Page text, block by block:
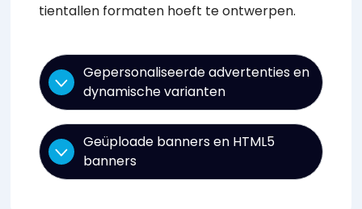
tientallen formaten hoeft te ontwerpen.
Gepersonaliseerde advertenties en
dynamische varianten
Geüploade banners en HTML5
banners